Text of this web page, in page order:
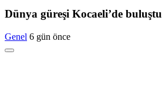
Dünya güreşi Kocaeli’de buluştu
Genel 6 gün önce